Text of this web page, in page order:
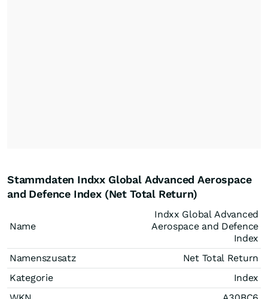
Stammdaten Indxx Global Advanced Aerospace
and Defence Index (Net Total Return)
Name
Indxx Global Advanced
Aerospace and Defence
Index
Namenszusatz
Net Total Return
Kategorie
Index